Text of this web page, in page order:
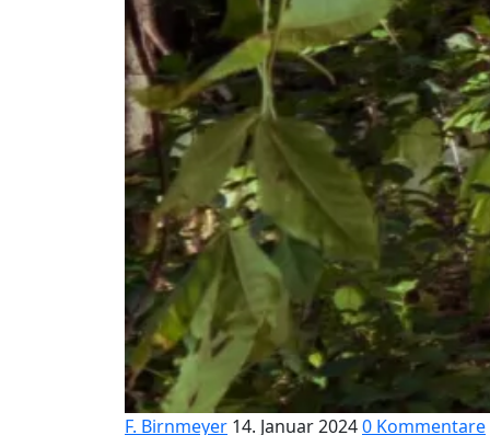
F. Birnmeyer 14. Januar 20240 Kommentare